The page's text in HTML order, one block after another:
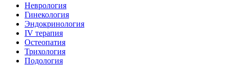
Неврология
Гинекология
Эндокринология
IV терапия
Остеопатия
Трихология
Подология